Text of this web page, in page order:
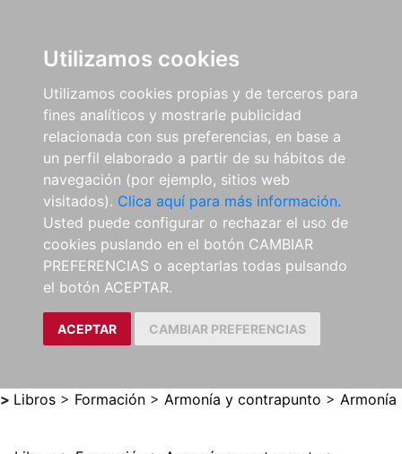
Utilizamos cookies
Utilizamos cookies propias y de terceros para
fines analíticos y mostrarle publicidad
relacionada con sus preferencias, en base a
un perfil elaborado a partir de su hábitos de
navegación (por ejemplo, sitios web
visitados). Clica aquí para más información.
Usted puede configurar o rechazar el uso de
cookies puslando en el botón CAMBIAR
PREFERENCIAS o aceptarlas todas pulsando
el botón ACEPTAR.
ACEPTAR CAMBIAR PREFERENCIAS
> Libros > Formación > Armonía y contrapunto > Armonía